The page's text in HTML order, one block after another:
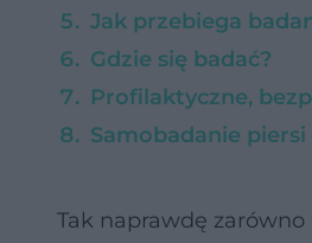
Jak przebiega
Gdzie się badać?
Profilaktyczne,
Samobadanie
Tak naprawdę zarówno